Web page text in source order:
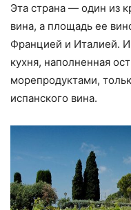
Эта страна — один из
вина, а площадь ее
Францией и Италией. И
кухня, наполненная
морепродуктами,
испанского вина.